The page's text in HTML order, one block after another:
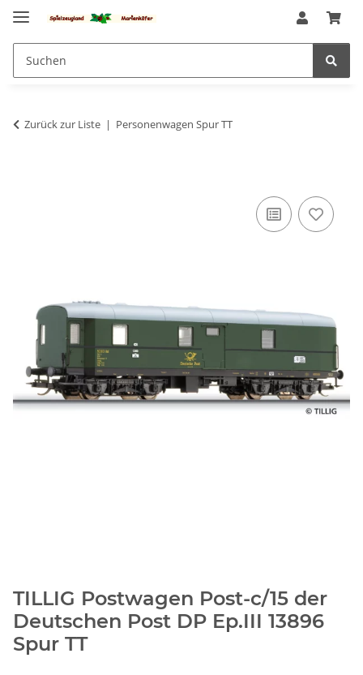
Zurück zur Liste Personenwagen Spur TT
TILLIG Postwagen Post-c/15 der
Deutschen Post DP Ep.III 13896
Spur TT